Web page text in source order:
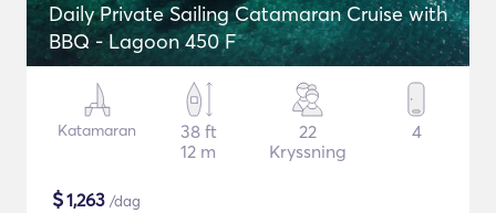
Daily Private Sailing Catamaran Cruise with
BBQ - Lagoon 450 F
Katamaran
38 ft
12 m
22
Kryssning
4
$1,263 /dag